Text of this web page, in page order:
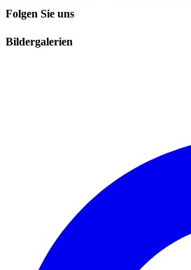
Folgen Sie uns
Bildergalerien